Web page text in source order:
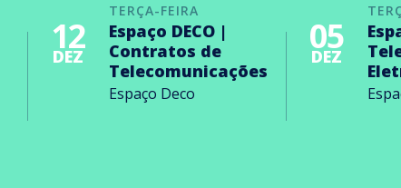
TERÇA-FEIRA
12
DEZ
Espaço DECO |
Contratos de
Telecomunicações
Espaço Deco
05
DEZ